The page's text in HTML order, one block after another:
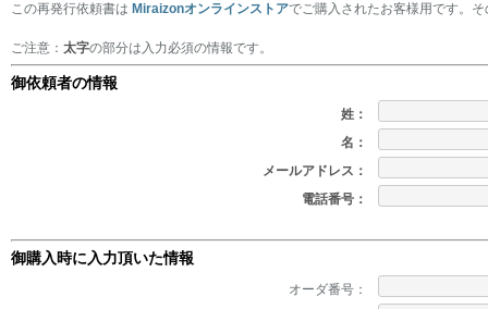
この再発行依頼書は Miraizonオンラインストアでご購入されたお客様用です。
ご注意： 太字の部分は入力必須の情報です。
御依頼者の情報
姓：
名：
メールアドレス：
電話番号：
御購入時に入力頂いた情報
オーダ番号：